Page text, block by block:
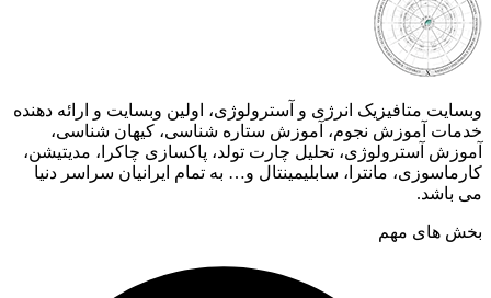
وبسایت متافیزیک انرژی و آسترولوژی، اولین وبسایت و ارائه دهنده
خدمات آموزش نجوم، آموزش ستاره شناسی، کیهان شناسی،
آموزش آسترولوژی، تحلیل چارت تولد، پاکسازی چاکرا، مدیتیشن،
کارماسوزی، مانترا، سابلیمینتال و… به تمام ایرانیان سراسر دنیا
می باشد.
بخش های مهم